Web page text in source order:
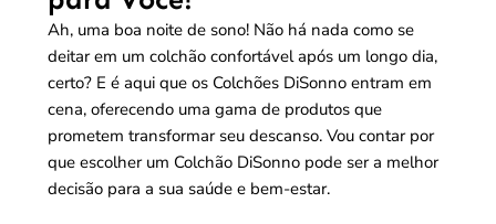
Ah, uma boa noite de sono! Não há nada como se
deitar em um colchão confortável após um longo dia,
certo? E é aqui que os Colchões DiSonno entram em
cena, oferecendo uma gama de produtos que
prometem transformar seu descanso. Vou contar por
que escolher um Colchão DiSonno pode ser a melhor
decisão para a sua saúde e bem-estar.